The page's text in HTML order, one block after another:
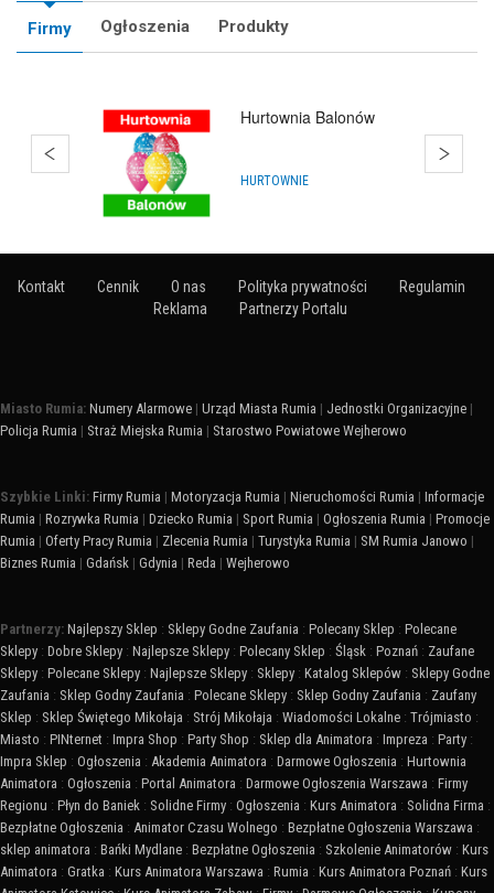
Firmy Ogłoszenia Produkty
Hurtownia Balonów
HURTOWNIE
Kontakt Cennik O nas Polityka prywatności
Regulamin
Reklama
Partnerzy Portalu
Miasto Rumia: Numery Alarmowe | Urząd Miasta Rumia | Jednostki Organizacyjne |
Policja Rumia | Straż Miejska Rumia | Starostwo Powiatowe Wejherowo
Szybkie Linki: Firmy Rumia | Motoryzacja Rumia | Nieruchomości Rumia | Informacje
Rumia | Rozrywka Rumia | Dziecko Rumia | Sport Rumia | Ogłoszenia Rumia | Promocje
Rumia | Oferty Pracy Rumia | Zlecenia Rumia | Turystyka Rumia | SM Rumia Janowo |
Biznes Rumia | Gdańsk | Gdynia | Reda | Wejherowo
Partnerzy: Najlepszy Sklep : Sklepy Godne Zaufania : Polecany Sklep : Polecane
Sklepy : Dobre Sklepy : Najlepsze Sklepy : Polecany Sklep : Śląsk : Poznań : Zaufane
Sklepy : Polecane Sklepy : Najlepsze Sklepy : Sklepy : Katalog Sklepów : Sklepy Godne
Zaufania : Sklep Godny Zaufania : Polecane Sklepy : Sklep Godny Zaufania : Zaufany
Sklep : Sklep Świętego Mikołaja : Strój Mikołaja : Wiadomości Lokalne : Trójmiasto :
Miasto : PINternet : Impra Shop : Party Shop : Sklep dla Animatora : Impreza : Party :
Impra Sklep : Ogłoszenia : Akademia Animatora : Darmowe Ogłoszenia : Hurtownia
Animatora : Ogłoszenia : Portal Animatora : Darmowe Ogłoszenia Warszawa : Firmy
Regionu : Płyn do Baniek : Solidne Firmy : Ogłoszenia : Kurs Animatora : Solidna Firma :
Bezpłatne Ogłoszenia : Animator Czasu Wolnego : Bezpłatne Ogłoszenia Warszawa :
sklep animatora : Bańki Mydlane : Bezpłatne Ogłoszenia : Szkolenie Animatorów : Kurs
Animatora : Gratka : Kurs Animatora Warszawa : Rumia : Kurs Animatora Poznań : Kurs